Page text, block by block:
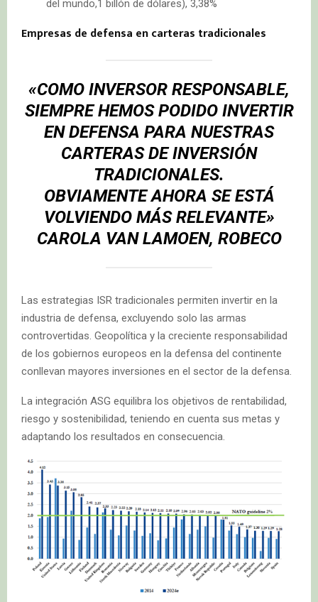
del mundo,1 billón de dólares), 3,38%
Empresas de defensa en carteras tradicionales
«COMO INVERSOR RESPONSABLE,
SIEMPRE HEMOS PODIDO INVERTIR
EN DEFENSA PARA NUESTRAS
CARTERAS DE INVERSIÓN
TRADICIONALES.
OBVIAMENTE AHORA SE ESTÁ
VOLVIENDO MÁS RELEVANTE»
CAROLA VAN LAMOEN, ROBECO
Las estrategias ISR tradicionales permiten invertir en la
industria de defensa, excluyendo solo las armas
controvertidas. Geopolítica y la creciente responsabilidad
de los gobiernos europeos en la defensa del continente
conllevan mayores inversiones en el sector de la defensa.
La integración ASG equilibra los objetivos de rentabilidad,
riesgo y sostenibilidad, teniendo en cuenta sus metas y
adaptando los resultados en consecuencia.